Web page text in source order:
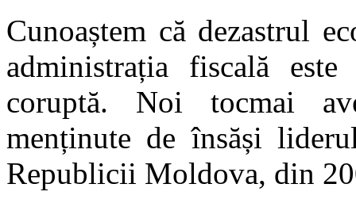
Cunoaștem că dezastrul
administrația fiscală
coruptă. Noi tocmai
menținute de însăși
Republicii Moldova, din